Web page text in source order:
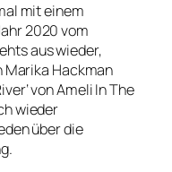
mit einem
2020 vom
aus wieder,
Marika Hackman
von Ameli In The
wieder
über die